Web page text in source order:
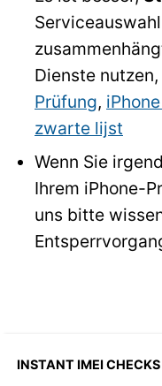
Dienste
Prüfung,
zwarte lijst
Wenn Sie
Ihrem iPhone-
uns bitte
INSTANT IMEI CHECKS